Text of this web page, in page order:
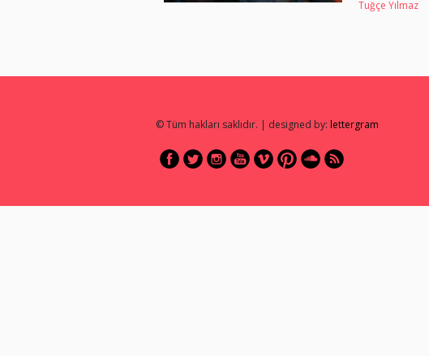
Tuğçe Yılmaz
© Tüm hakları saklıdır. | designed by: lettergram